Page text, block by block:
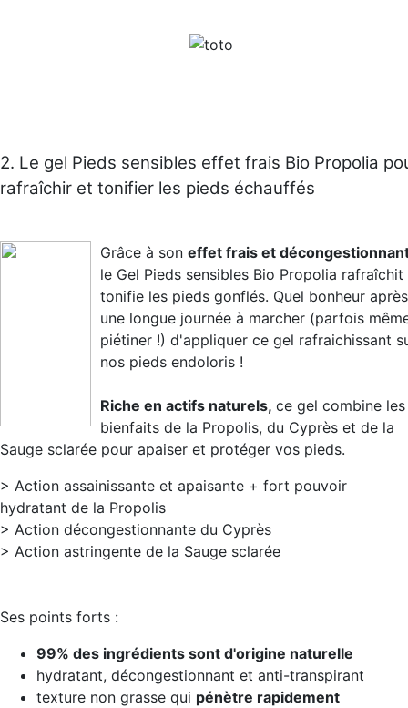
2. Le gel Pieds sensibles effet frais Bio Propolia
rafraîchir et tonifier les pieds échauffés
Grâce à son effet frais et
le Gel Pieds sensibles Bio Propolia rafraîchit
tonifie les pieds gonflés. Quel bonheur après
une longue journée à marcher (parfois
piétiner !) d'appliquer ce gel rafraichissant
nos pieds endoloris !
Riche en actifs naturels, ce gel combine les
bienfaits de la Propolis, du Cyprès et de la
Sauge sclarée pour apaiser et protéger vos pieds.
> Action assainissante et apaisante + fort pouvoir
hydratant de la Propolis
> Action décongestionnante du Cyprès
> Action astringente de la Sauge sclarée
Ses points forts :
99% des ingrédients sont d'origine naturelle
hydratant, décongestionnant et anti-transpirant
texture non grasse qui pénètre rapidement